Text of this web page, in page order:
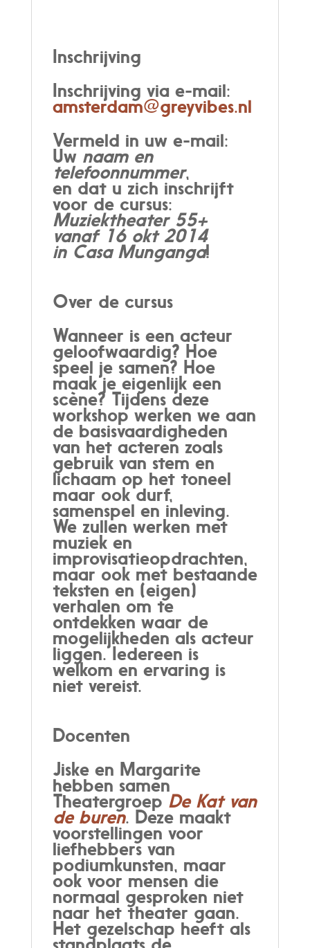
Inschrijving
Inschrijving via e-mail:
amsterdam@greyvibes.nl
Vermeld in uw e-mail:
Uw naam en
telefoonnummer,
en dat u zich inschrijft
voor de cursus:
Muziektheater 55+
vanaf 16 okt 2014
in Casa Munganga!
Over de cursus
Wanneer is een acteur
geloofwaardig? Hoe
speel je samen? Hoe
maak je eigenlijk een
scène? Tijdens deze
workshop werken we aan
de basisvaardigheden
van het acteren zoals
gebruik van stem en
lichaam op het toneel
maar ook durf,
samenspel en inleving.
We zullen werken met
muziek en
improvisatieopdrachten,
maar ook met bestaande
teksten en (eigen)
verhalen om te
ontdekken waar de
mogelijkheden als acteur
liggen. Iedereen is
welkom en ervaring is
niet vereist.
Docenten
Jiske en Margarite
hebben samen
Theatergroep De Kat van
de buren. Deze maakt
voorstellingen voor
liefhebbers van
podiumkunsten, maar
ook voor mensen die
normaal gesproken niet
naar het theater gaan.
Het gezelschap heeft als